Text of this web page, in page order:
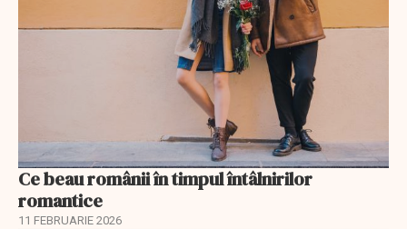
Ce beau românii în timpul întâlnirilor
romantice
11 FEBRUARIE 2026